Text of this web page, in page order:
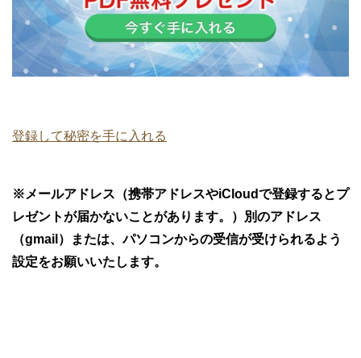
登録して秘密を手に入れる
※メールアドレス（携帯アドレスやiCloudで登録するとプ
レゼントが届かないことがあります。）別のアドレス
（gmail）または、パソコンからの受信が受けられるよう
設定をお願いいたします。